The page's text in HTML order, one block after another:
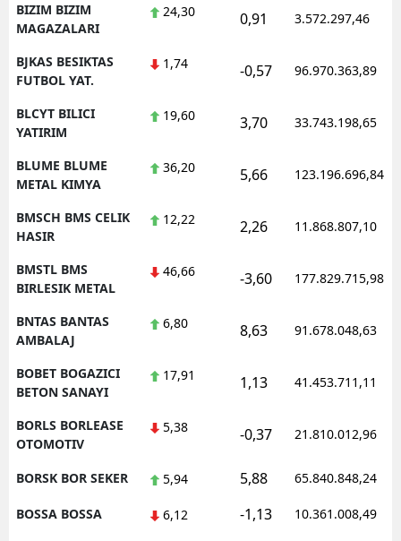
BIZIM BIZIM
MAGAZALARI
24,30 0,91 3.572.297,46
BJKAS BESIKTAS
FUTBOL YAT.
1,74 -0,57 96.970.363,89
BLCYT BILICI
YATIRIM
19,60 3,70 33.743.198,65
BLUME BLUME
METAL KIMYA
36,20 5,66 123.196.696,84
BMSCH BMS CELIK
HASIR
12,22 2,26 11.868.807,10
BMSTL BMS
BIRLESIK METAL
46,66 -3,60 177.829.715,98
BNTAS BANTAS
AMBALAJ
6,80 8,63 91.678.048,63
BOBET BOGAZICI
BETON SANAYI
17,91 1,13 41.453.711,11
BORLS BORLEASE
OTOMOTIV
5,38 -0,37 21.810.012,96
BORSK BOR SEKER 5,94 5,88 65.840.848,24
BOSSA BOSSA 6,12 -1,13 10.361.008,49